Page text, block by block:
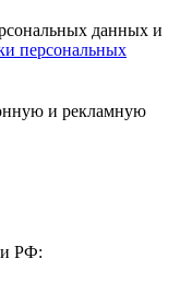
данных и
персональных
и рекламную
РФ: